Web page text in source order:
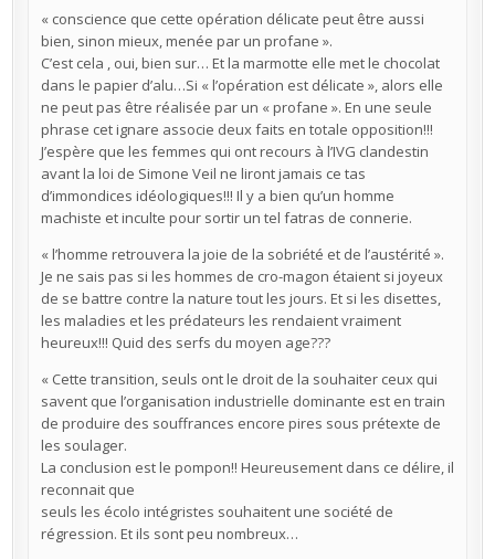
« conscience que cette opération délicate peut être aussi
bien, sinon mieux, menée par un profane ».
C’est cela , oui, bien sur… Et la marmotte elle met le chocolat
dans le papier d’alu…Si « l’opération est délicate », alors elle
ne peut pas être réalisée par un « profane ». En une seule
phrase cet ignare associe deux faits en totale opposition!!!
J’espère que les femmes qui ont recours à l’IVG clandestin
avant la loi de Simone Veil ne liront jamais ce tas
d’immondices idéologiques!!! Il y a bien qu’un homme
machiste et inculte pour sortir un tel fatras de connerie.
« l’homme retrouvera la joie de la sobriété et de l’austérité ».
Je ne sais pas si les hommes de cro-magon étaient si joyeux
de se battre contre la nature tout les jours. Et si les disettes,
les maladies et les prédateurs les rendaient vraiment
heureux!!! Quid des serfs du moyen age???
« Cette transition, seuls ont le droit de la souhaiter ceux qui
savent que l’organisation industrielle dominante est en train
de produire des souffrances encore pires sous prétexte de
les soulager.
La conclusion est le pompon!! Heureusement dans ce délire, il
reconnait que
seuls les écolo intégristes souhaitent une société de
régression. Et ils sont peu nombreux…